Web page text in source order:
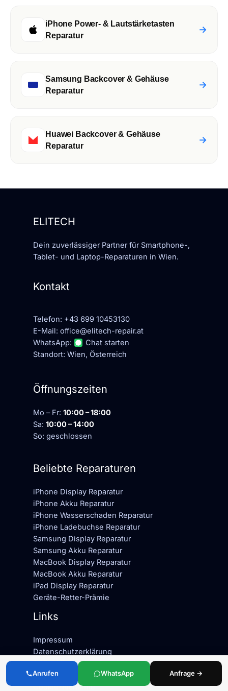
iPhone Power- & Lautstärketasten
Reparatur
→
Samsung Backcover & Gehäuse
Reparatur
→
Huawei Backcover & Gehäuse
Reparatur
→
ELITECH
Dein zuverlässiger Partner für Smartphone-,
Tablet- und Laptop-Reparaturen in Wien.
Kontakt
Telefon: +43 699 10453130
E-Mail: office@elitech-repair.at
WhatsApp:
Chat starten
Standort: Wien, Österreich
Öffnungszeiten
Mo – Fr: 10:00 – 18:00
Sa: 10:00 – 14:00
So: geschlossen
Beliebte Reparaturen
iPhone Display Reparatur
iPhone Akku Reparatur
iPhone Wasserschaden Reparatur
iPhone Ladebuchse Reparatur
Samsung Display Reparatur
Samsung Akku Reparatur
MacBook Display Reparatur
MacBook Akku Reparatur
iPad Display Reparatur
Geräte-Retter-Prämie
Links
Impressum
Datenschutzerklärung
AGB · Allgemeine Geschäftsbedingungen
Widerruf
Cookie-Richtlinie
Anrufen WhatsApp Anfrage →